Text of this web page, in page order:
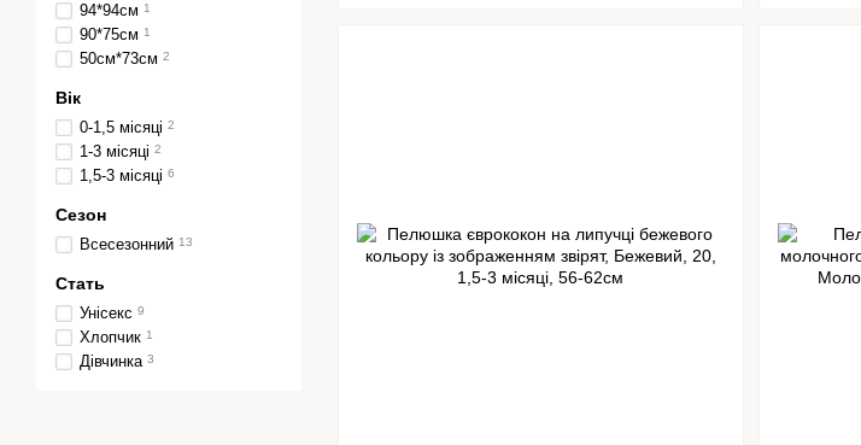
94*94см 1
90*75см 1
50см*73см 2
Вік
0-1,5 місяці 2
1-3 місяці 2
1,5-3 місяці 6
Сезон
Всесезонний 13
Стать
Унісекс 9
Хлопчик 1
Дівчинка 3